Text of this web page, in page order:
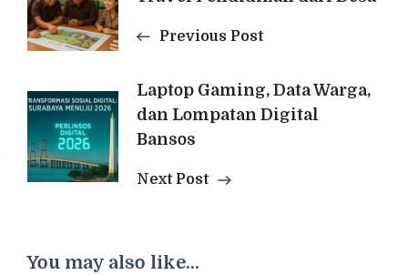
NavigationPrevious Post
Laptop Gaming, Data Warga,
dan Lompatan Digital
Bansos
Next Post
You may also like...